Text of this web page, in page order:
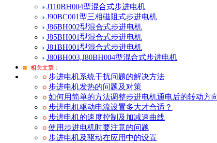
J110BH004型混合式步进电机
J90BC001型三相磁阻式步进电机
J86BH002型混合式步进电机
J85BH001型混合式步进电机
J81BH001型混合式步进电机
J80BH003,J80BH004型混合式步进电机
相关文章：
步进电机系统干扰问题的解决方法
步进电机发热的问题及对策
如何用简单的方法调整步进电机通电后的转动方
步进电机驱动电流设置多大才合适？
步进电机的速度控制及加减速曲线
使用步进电机时要注意的问题
步进电机及驱动在应用中的设置